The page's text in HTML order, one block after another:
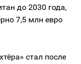
до 2030 года,
7,5 млн евро
стал после